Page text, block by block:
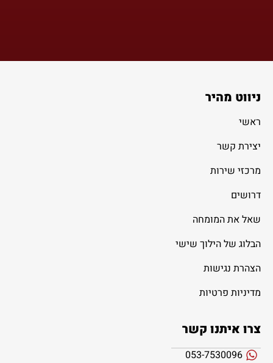
ניווט מהיר
ראשי
יצירת קשר
מרכזי שירות
דרושים
שאל את המומחה
הבלוג של הילוך שישי
הצהרת נגישות
מדיניות פרטיות
צרו איתנו קשר
053-7530096